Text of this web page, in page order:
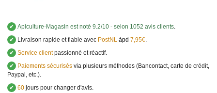
✔ Apiculture-Magasin est noté 9.2/10 - selon 1052 avis clients.
✔
Livraison rapide et fiable avec PostNL àpd 7,95€.
✔ Service clientpassionné et réactif.
✔
Paiements sécurisés via plusieurs méthodes (Bancontact, carte de crédit,
Paypal, etc.).
✔ 60 jours pour changer d'avis.